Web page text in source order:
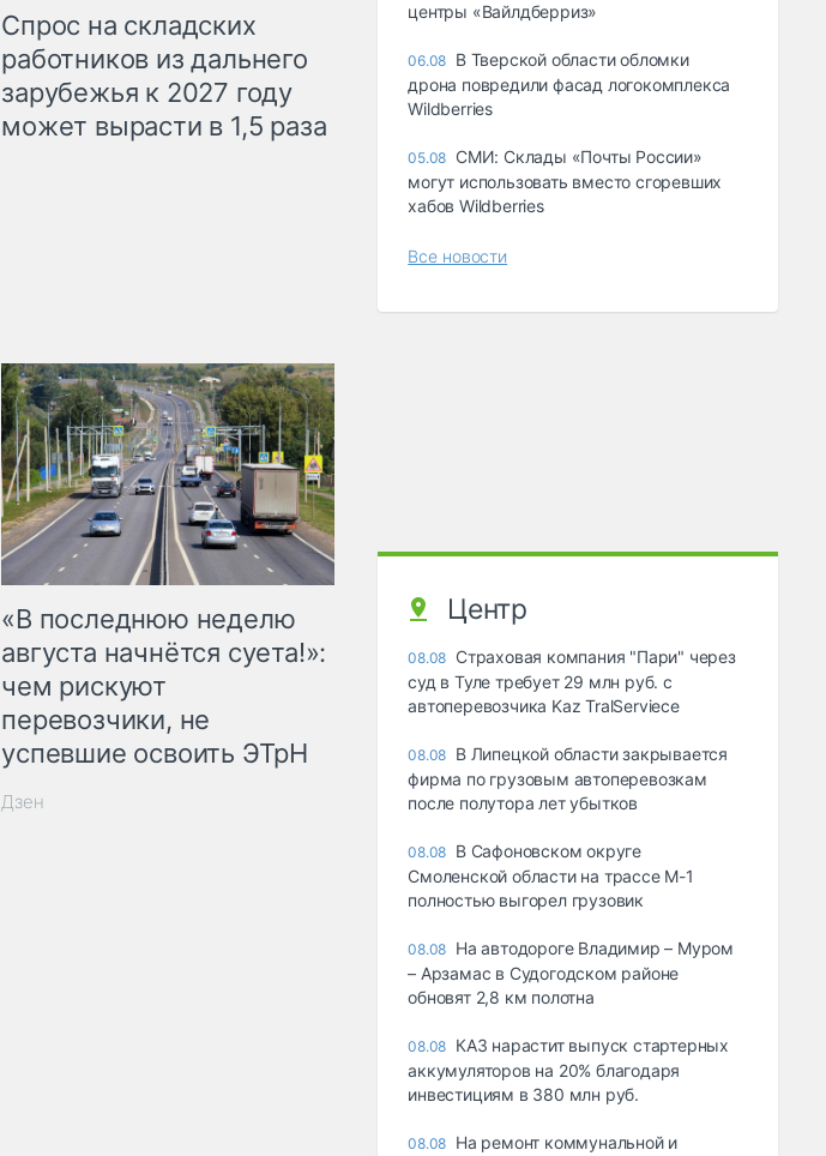
Спрос на складских
работников из дальнего
зарубежья к 2027 году
может вырасти в 1,5 раза
«В последнюю неделю
августа начнётся суета!»:
чем рискуют
перевозчики, не
успевшие освоить ЭТрН
Дзен
центры «Вайлдберриз»
06.08 В Тверской области обломки
дрона повредили фасад логокомплекса
Wildberries
05.08 СМИ: Склады «Почты России»
могут использовать вместо сгоревших
хабов Wildberries
Все новости
Центр
08.08 Страховая компания "Пари" через
суд в Туле требует 29 млн руб. с
автоперевозчика Kaz TralServiece
08.08 В Липецкой области закрывается
фирма по грузовым автоперевозкам
после полутора лет убытков
08.08 В Сафоновском округе
Смоленской области на трассе М-1
полностью выгорел грузовик
08.08 На автодороге Владимир – Муром
– Арзамас в Судогодском районе
обновят 2,8 км полотна
08.08 КАЗ нарастит выпуск стартерных
аккумуляторов на 20% благодаря
инвестициям в 380 млн руб.
08.08 На ремонт коммунальной и